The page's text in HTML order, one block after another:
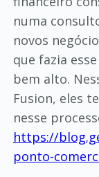
numa
novos
que fazia
bem alto.
Fusion, eles
nesse
https://
ponto-